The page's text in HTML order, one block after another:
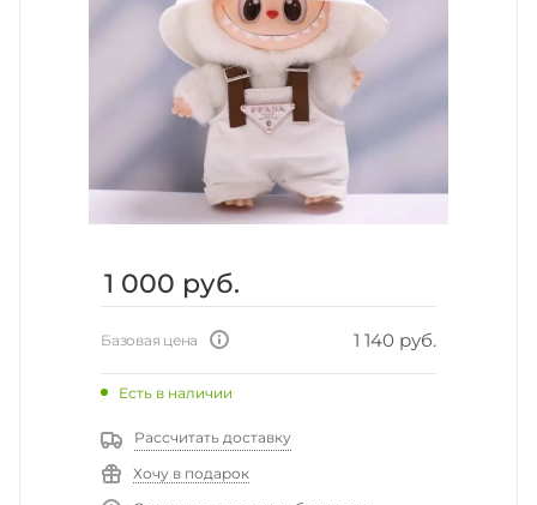
1 000 руб.
Базовая цена 1 140 руб.
Есть в наличии
Рассчитать доставку
Хочу в подарок